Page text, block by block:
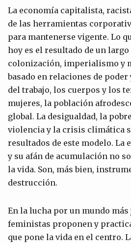
La economía capitalista,
de las herramientas
para mantenerse vigente. Lo
hoy es el resultado de un largo
colonización, imperialismo y
basado en relaciones de
del trabajo, los cuerpos y los
mujeres, la población
global. La desigualdad, la
violencia y la crisis climática
resultados de este modelo. La
y su afán de acumulación no
la vida. Son, más bien,
destrucción.
En la lucha por un mundo
feministas proponen y
que pone la vida en el centro.